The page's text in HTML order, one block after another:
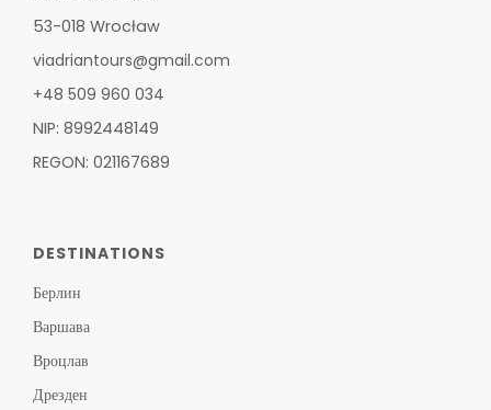
53-018 Wrocław
viadriantours@gmail.com
+48 509 960 034
NIP: 8992448149
REGON: 021167689
DESTINATIONS
Берлин
Варшава
Вроцлав
Дрезден